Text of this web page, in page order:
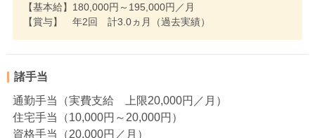
【基本給】180,000円～195,000円／月
【賞与】 年2回 計3.0ヵ月（過去実績）
諸手当
通勤手当（実費支給 上限20,000円／月）
住宅手当（10,000円～20,000円）
資格手当（20,000円／月）